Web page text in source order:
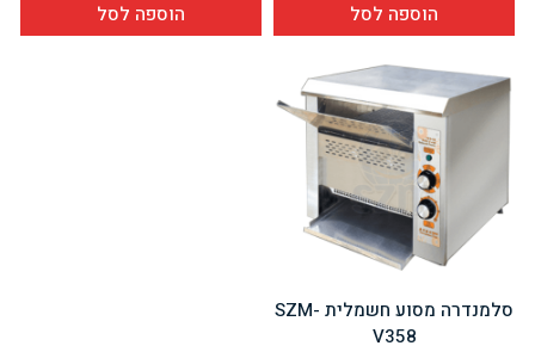
הוספה לסל הוספה לסל
סלמנדרה מסוע חשמלית SZM-
V358